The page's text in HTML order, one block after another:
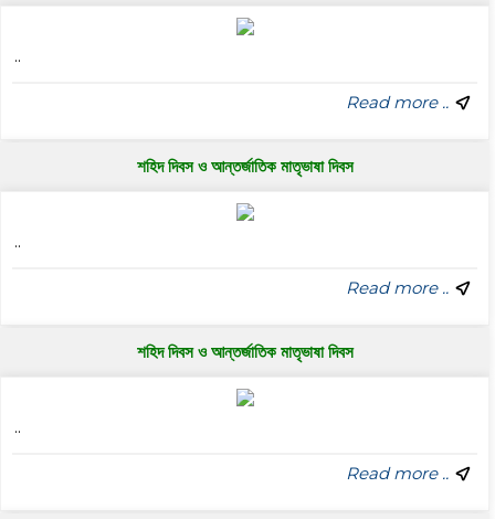
..
Read more ..
শহিদ দিবস ও আন্তর্জাতিক মাতৃভাষা দিবস
..
Read more ..
শহিদ দিবস ও আন্তর্জাতিক মাতৃভাষা দিবস
..
Read more ..